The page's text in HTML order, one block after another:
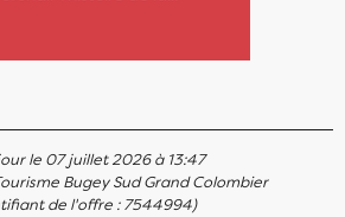
le 07 juillet 2026 à 13:47
Bugey Sud Grand Colombier
de l'offre :7544994)